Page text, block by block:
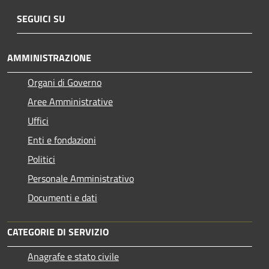
SEGUICI SU
AMMINISTRAZIONE
Organi di Governo
Aree Amministrative
Uffici
Enti e fondazioni
Politici
Personale Amministrativo
Documenti e dati
CATEGORIE DI SERVIZIO
Anagrafe e stato civile